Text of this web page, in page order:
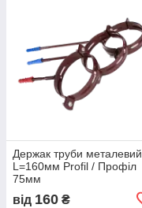
Держак труби металевий
L=160мм Profil / Профіл
75мм
від 160 ₴